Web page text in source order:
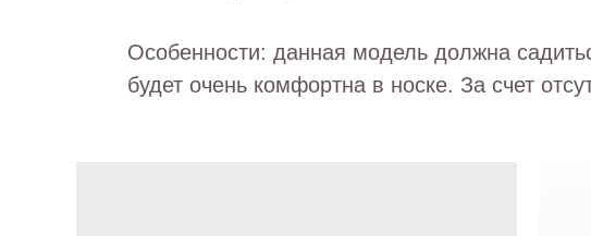
Особенности: данная модель должна
будет очень комфортна в носке. За счет